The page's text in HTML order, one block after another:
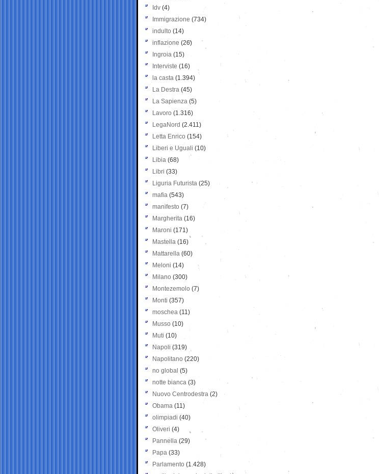
Idv (4)
Immigrazione (734)
indulto (14)
inflazione (26)
Ingroia (15)
Interviste (16)
la casta (1.394)
La Destra (45)
La Sapienza (5)
Lavoro (1.316)
LegaNord (2.411)
Letta Enrico (154)
Liberi e Uguali (10)
Libia (68)
Libri (33)
Liguria Futurista (25)
mafia (543)
manifesto (7)
Margherita (16)
Maroni (171)
Mastella (16)
Mattarella (60)
Meloni (14)
Milano (300)
Montezemolo (7)
Monti (357)
moschea (11)
Musso (10)
Muti (10)
Napoli (319)
Napolitano (220)
no global (5)
notte bianca (3)
Nuovo Centrodestra (2)
Obama (11)
olimpiadi (40)
Oliveri (4)
Pannella (29)
Papa (33)
Parlamento (1.428)